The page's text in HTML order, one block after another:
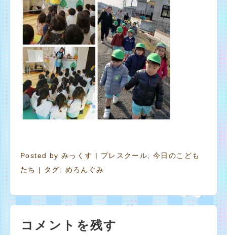
Posted byみっくす | プレスクール ,今日のこども
たち | タグ: めろんぐみ
コメントを残す